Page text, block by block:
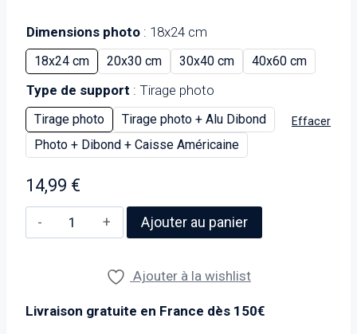
Dimensions photo 18x24 cm
18x24 cm 20x30 cm 30x40 cm 40x60 cm
Type de support Tirage photo
Tirage photo
Tirage photo + Alu Dibond
Photo + Dibond + Caisse Américaine
Effacer
14,99 €
quantité
de
baigneurs
Ajouter au panier
Ajouter à la wishlist
Livraison gratuite en France dès 150€